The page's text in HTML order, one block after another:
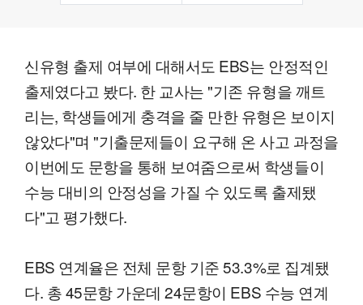
신유형 출제 여부에 대해서도 EBS는 안정적인
출제였다고 봤다. 한 교사는 "기존 유형을 깨트
리는, 학생들에게 충격을 줄 만한 유형은 보이지
않았다"며 "기출문제들이 요구해 온 사고 과정을
이번에도 문항을 통해 보여줌으로써 학생들이
수능 대비의 안정성을 가질 수 있도록 출제됐
다"고 평가했다.
EBS 연계율은 전체 문항 기준 53.3%로 집계됐
다. 총 45문항 가운데 24문항이 EBS 수능 연계